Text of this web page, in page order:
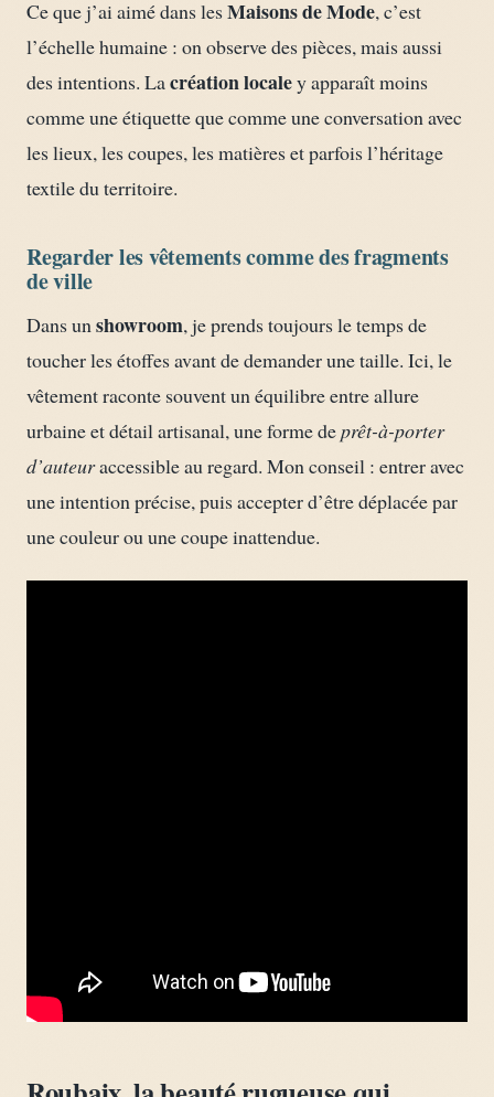
Ce que j’ai aimé dans lesMaisons de Mode, c’est
l’échelle humaine : on observe des pièces, mais aussi
des intentions. Lacréation localey apparaît moins
comme une étiquette que comme une conversation avec
les lieux, les coupes, les matières et parfois l’héritage
textile du territoire.
Regarder les vêtements comme des fragments
de ville
Dans un showroom, je prends toujours le temps de
toucher les étoffes avant de demander une taille. Ici, le
vêtement raconte souvent un équilibre entre allure
urbaine et détail artisanal, une forme deprêt-à-porter
d’auteuraccessible au regard. Mon conseil : entrer avec
une intention précise, puis accepter d’être déplacée par
une couleur ou une coupe inattendue.